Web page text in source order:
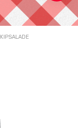
KIPSALADE